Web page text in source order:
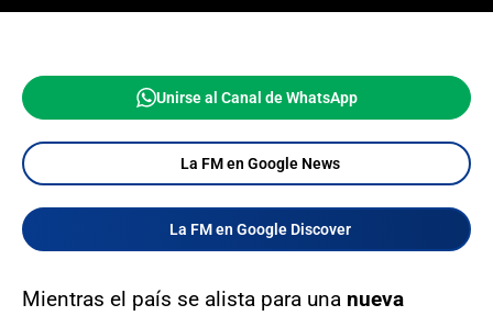
Unirse al Canal de WhatsApp
La FM en Google News
La FM en Google Discover
Mientras el país se alista para una nueva